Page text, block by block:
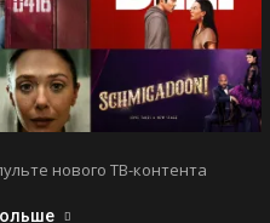
нового ТВ-контента